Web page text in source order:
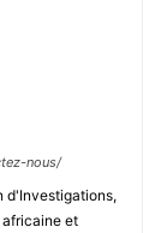
nous/
d'Investigations,
et